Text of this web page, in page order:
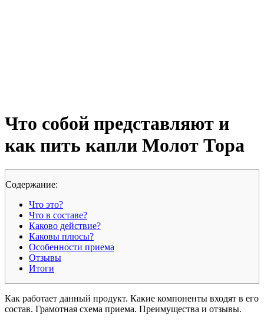
Что собой представляют и
как пить капли Молот Тора
Cодержание:
Что это?
Что в составе?
Каково действие?
Каковы плюсы?
Особенности приема
Отзывы
Итоги
Как работает данный продукт. Какие компоненты входят в его
состав. Грамотная схема приема. Преимущества и отзывы.